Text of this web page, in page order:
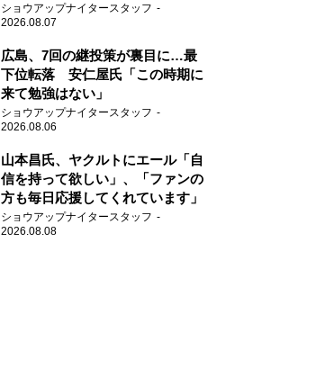
ショウアップナイタースタッフ
2026.08.07
広島、7回の継投策が裏目に…最
下位転落 安仁屋氏「この時期に
来て勉強はない」
ショウアップナイタースタッフ
2026.08.06
山本昌氏、ヤクルトにエール「自
信を持って欲しい」、「ファンの
方も毎日応援してくれています」
ショウアップナイタースタッフ
2026.08.08